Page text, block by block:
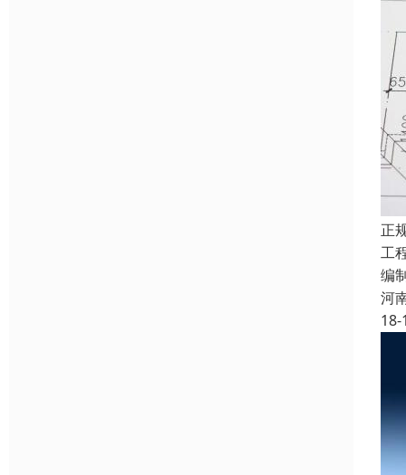
正
工
编
河
18-